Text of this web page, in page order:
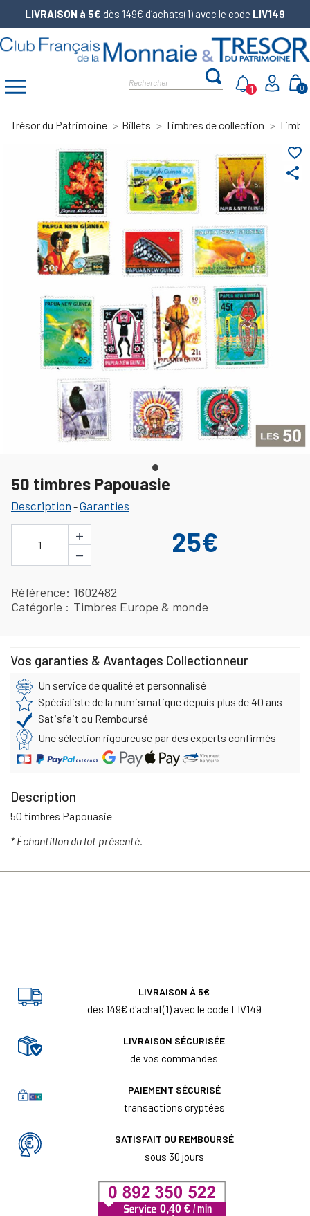
LIVRAISON à 5€ dès 149€ d’achats(1) avec le code LIV149
0
1
Trésor du Patrimoine Billets Timbres de collection
share
favorite_border
50 timbres Papouasie
Description -Garanties
1
+
−
25€
Référence 1602482
Catégorie
Timbres Europe & monde
Vos garanties & Avantages Collectionneur
Un service de qualité et personnalisé
Spécialiste de la numismatique depuis plus de 40 ans
Satisfait ou Remboursé
Une sélection rigoureuse par des experts confirmés
Description
50 timbres Papouasie
* Échantillon du lot présenté.
LIVRAISON À 5€
dès 149€ d'achat(1) avec le code LIV149
LIVRAISON SÉCURISÉE
de vos commandes
PAIEMENT SÉCURISÉ
transactions cryptées
SATISFAIT OU REMBOURSÉ
sous 30 jours